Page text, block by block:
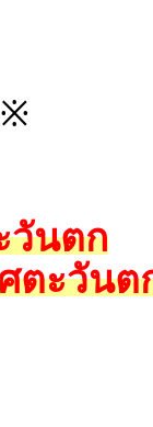
วันตก
ะวันต